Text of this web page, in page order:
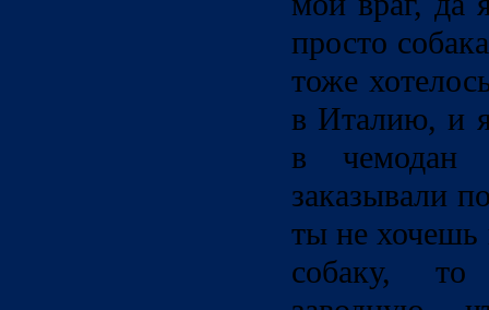
просто
тоже
в Италию, и
в
заказывали
ты не
собаку,